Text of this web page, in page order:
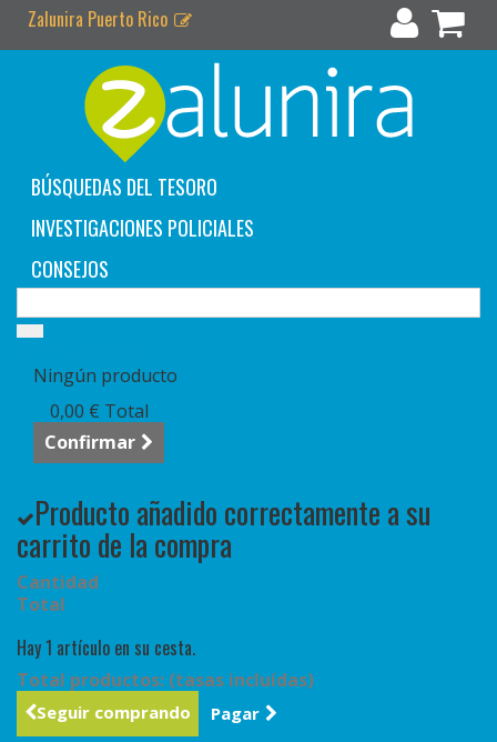
Zalunira Puerto Rico
BÚSQUEDAS DEL TESORO
INVESTIGACIONES POLICIALES
CONSEJOS
Ningún producto
0,00 € Total
Confirmar
Producto añadido correctamente a su
carrito de la compra
Cantidad
Total
Hay 1 artículo en su cesta.
Total productos: (tasas incluídas)
Seguir comprando Pagar